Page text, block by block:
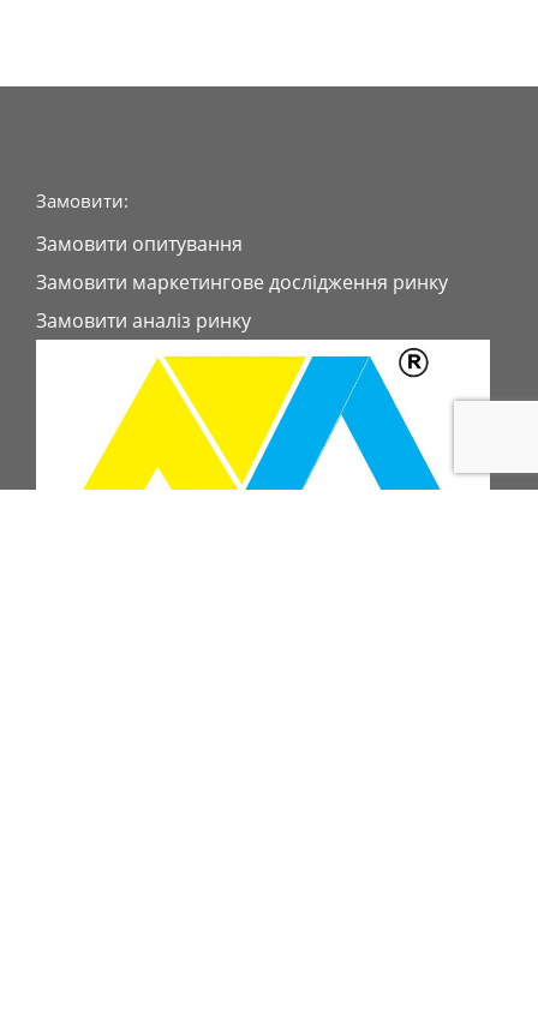
Замовити:
Замовити опитування
Замовити маркетингове дослідження ринку
Замовити аналіз ринку